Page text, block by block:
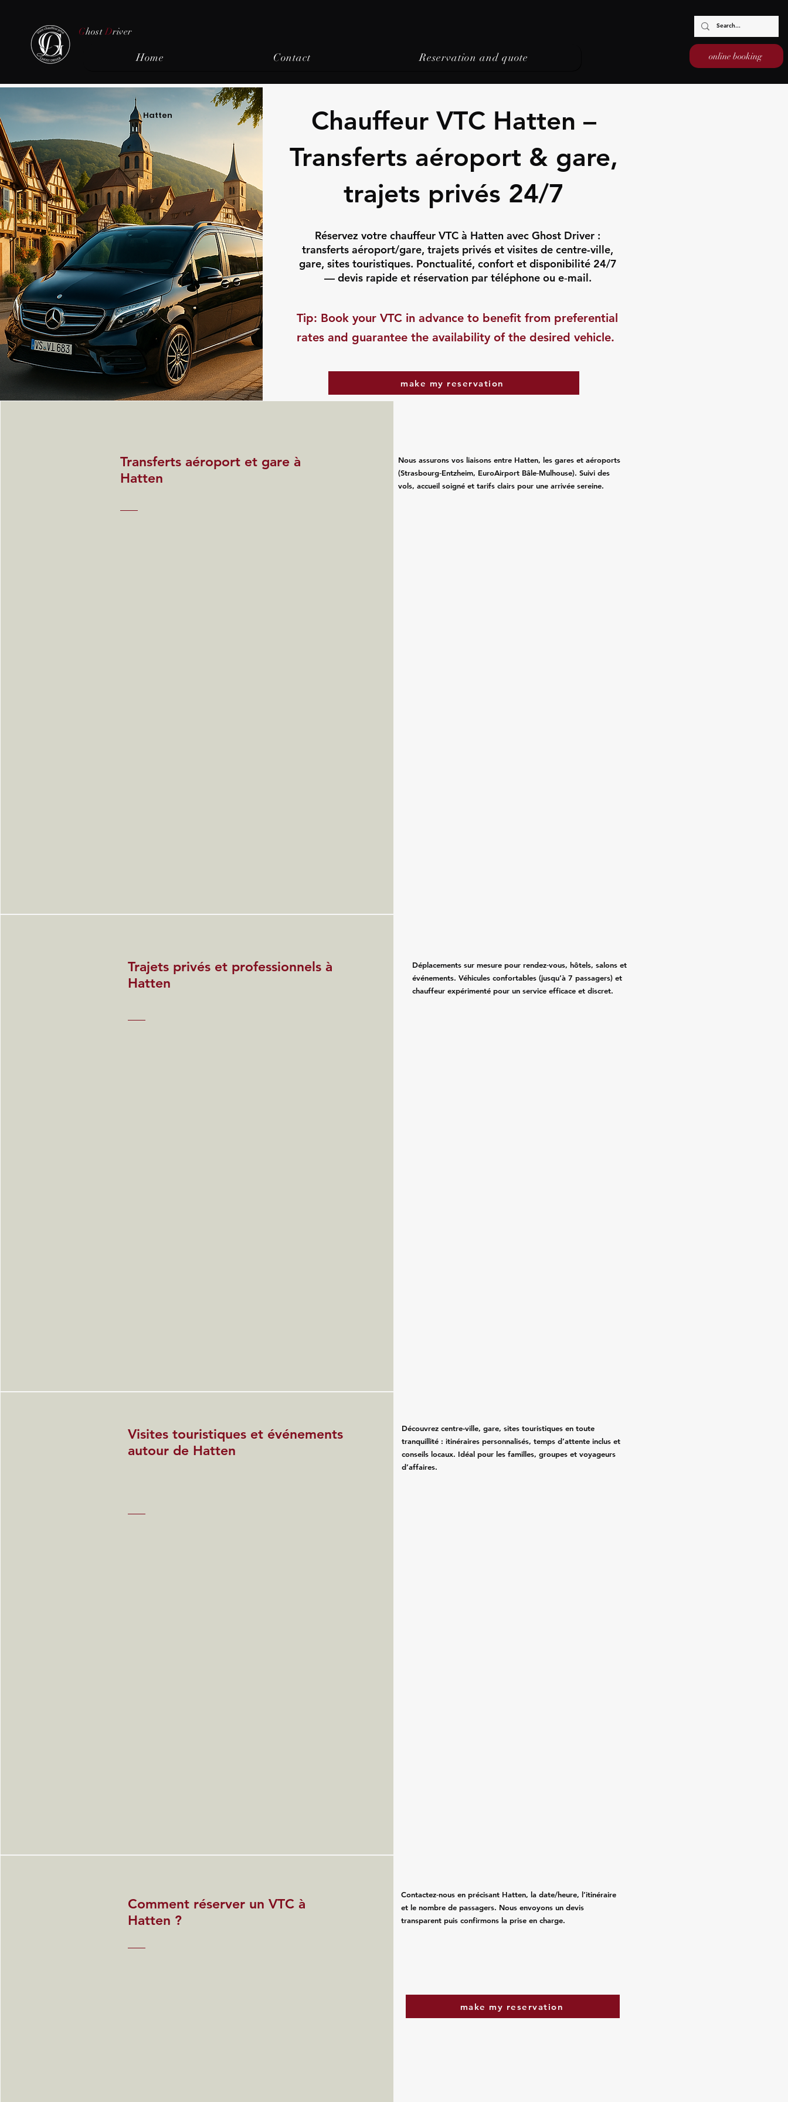
Ghost Driver
Home Contact Reservation and quote online booking
Hatten
Chauffeur VTC Hatten –
Transferts aéroport & gare,
trajets privés 24/7
Réservez votre chauffeur VTC à Hatten avec Ghost Driver :
transferts aéroport/gare, trajets privés et visites de centre-ville,
gare, sites touristiques. Ponctualité, confort et disponibilité 24/7
— devis rapide et réservation par téléphone ou e‑mail.
​Tip: Book your VTC in advance to benefit from preferential
rates and guarantee the availability of the desired vehicle.
make my reservation
Transferts aéroport et gare à
Hatten
Nous assurons vos liaisons entre Hatten, les gares et aéroports
(Strasbourg‑Entzheim, EuroAirport Bâle‑Mulhouse). Suivi des
vols, accueil soigné et tarifs clairs pour une arrivée sereine.
Trajets privés et professionnels à
Hatten
Déplacements sur mesure pour rendez‑vous, hôtels, salons et
événements. Véhicules confortables (jusqu’à 7 passagers) et
chauffeur expérimenté pour un service efficace et discret.
Visites touristiques et événements
autour de Hatten
Découvrez centre-ville, gare, sites touristiques en toute
tranquillité : itinéraires personnalisés, temps d’attente inclus et
conseils locaux. Idéal pour les familles, groupes et voyageurs
d’affaires.
Comment réserver un VTC à
Hatten ?
Contactez‑nous en précisant Hatten, la date/heure, l’itinéraire
et le nombre de passagers. Nous envoyons un devis
transparent puis confirmons la prise en charge.
make my reservation